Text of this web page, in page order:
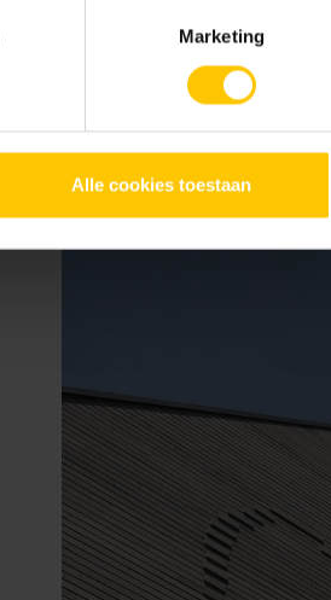
Marketing
Alle cookies toestaan